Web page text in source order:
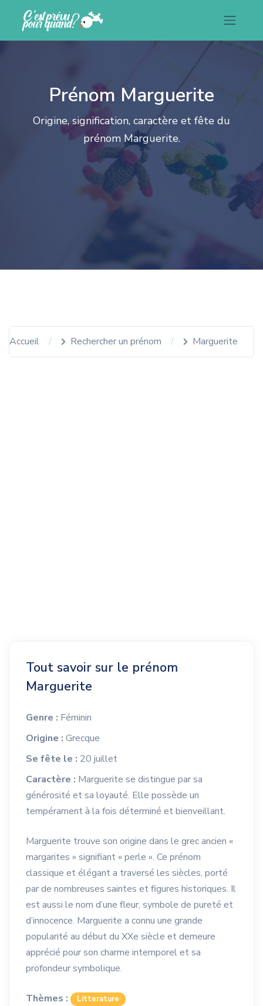
Prénom Marguerite
Origine, signification, caractère et fête du
prénom Marguerite.
Accueil Rechercher un prénom Marguerite
Tout savoir sur le prénom
Marguerite
Genre : Féminin
Origine : Grecque
Se fête le : 20 juillet
Caractère : Marguerite se distingue par sa
générosité et sa loyauté. Elle possède un
tempérament à la fois déterminé et bienveillant.
Marguerite trouve son origine dans le grec ancien «
margarites » signifiant « perle ». Ce prénom
classique et élégant a traversé les siècles, porté
par de nombreuses saintes et figures historiques. Il
est aussi le nom d’une fleur, symbole de pureté et
d’innocence. Marguerite a connu une grande
popularité au début du XXe siècle et demeure
apprécié pour son charme intemporel et sa
profondeur symbolique.
Thèmes : Litterature